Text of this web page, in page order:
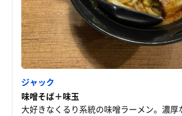
ジャック
味噌そば＋味玉
大好きなくるり系統の味噌ラーメン。濃厚